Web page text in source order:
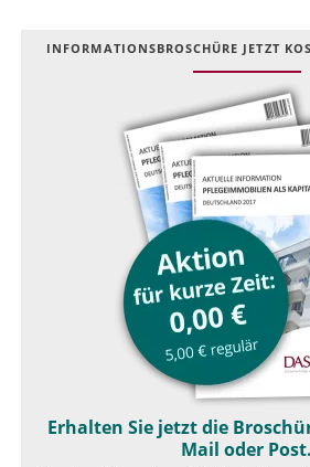
INFOR­MATIONS­BROSCHÜRE JETZT
Erhalten Sie jetzt die
Mail oder Post.